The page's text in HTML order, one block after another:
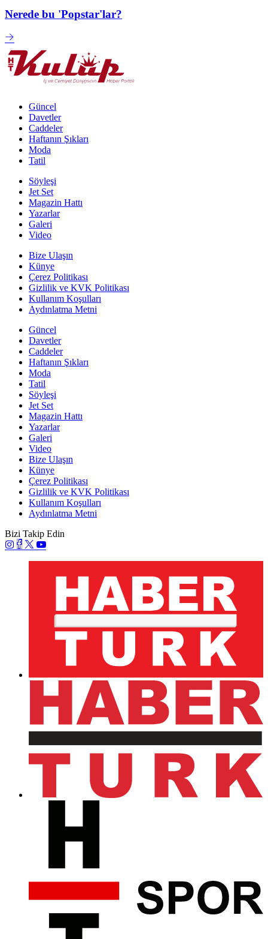
Nerede bu 'Popstar'lar?
Güncel
Davetler
Caddeler
Haftanın Şıkları
Moda
Tatil
Söyleşi
Jet Set
Magazin Hattı
Yazarlar
Galeri
Video
Bize Ulaşın
Künye
Çerez Politikası
Gizlilik ve KVK Politikası
Kullanım Koşulları
Aydınlatma Metni
Güncel
Davetler
Caddeler
Haftanın Şıkları
Moda
Tatil
Söyleşi
Jet Set
Magazin Hattı
Yazarlar
Galeri
Video
Bize Ulaşın
Künye
Çerez Politikası
Gizlilik ve KVK Politikası
Kullanım Koşulları
Aydınlatma Metni
Bizi Takip Edin